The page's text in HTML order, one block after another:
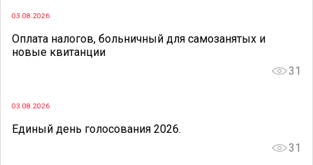
03.08.2026
Оплата налогов, больничный для самозанятых и
новые квитанции
31
03.08.2026
Единый день голосования 2026.
31